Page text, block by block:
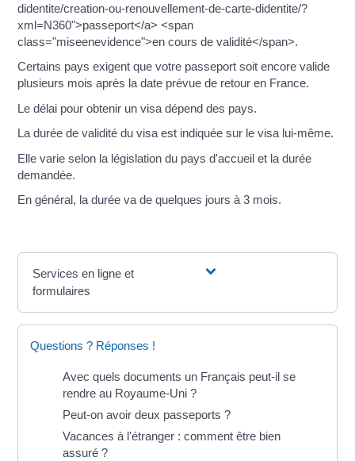
didentite/creation-ou-renouvellement-de-carte-didentite/?
xml=N360">passeport</a> <span
class="miseenevidence">en cours de validité</span>.
Certains pays exigent que votre passeport soit encore valide
plusieurs mois après la date prévue de retour en France.
Le délai pour obtenir un visa dépend des pays.
La durée de validité du visa est indiquée sur le visa lui-même.
Elle varie selon la législation du pays d'accueil et la durée
demandée.
En général, la durée va de quelques jours à 3 mois.
Services en ligne et
formulaires
Questions ? Réponses !
Avec quels documents un Français peut-il se
rendre au Royaume-Uni ?
Peut-on avoir deux passeports ?
Vacances à l'étranger : comment être bien
assuré ?